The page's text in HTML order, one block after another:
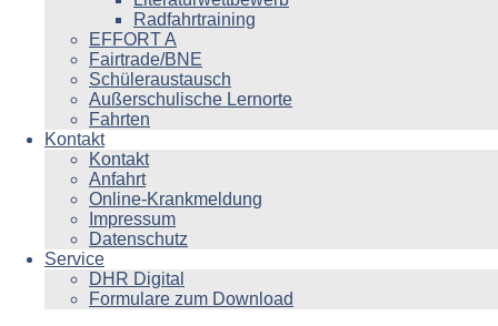
Radfahrtraining
EFFORT A
Fairtrade/BNE
Schüleraustausch
Außerschulische Lernorte
Fahrten
Kontakt
Kontakt
Anfahrt
Online-Krankmeldung
Impressum
Datenschutz
Service
DHR Digital
Formulare zum Download